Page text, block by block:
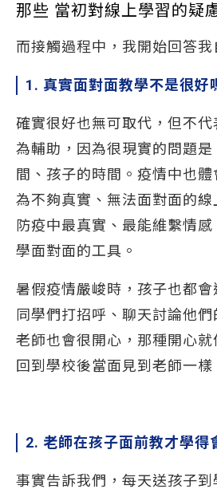
那些 當初對線上學習的疑
而接觸過程中，我開始回答
1. 真實面對面教學不是很好
確實很好也無可取代，但不
為輔助，因為很現實的問題
間、孩子的時間。疫情中也
為不夠真實、無法面對面的
防疫中最真實、最能維繫情
學面對面的工具。
暑假疫情嚴峻時，孩子也都
同學們打招呼、聊天討論他們
老師也會很開心，那種開心就
回到學校後當面見到老師一樣
2. 老師在孩子面前教才學得
事實告訴我們，每天送孩子